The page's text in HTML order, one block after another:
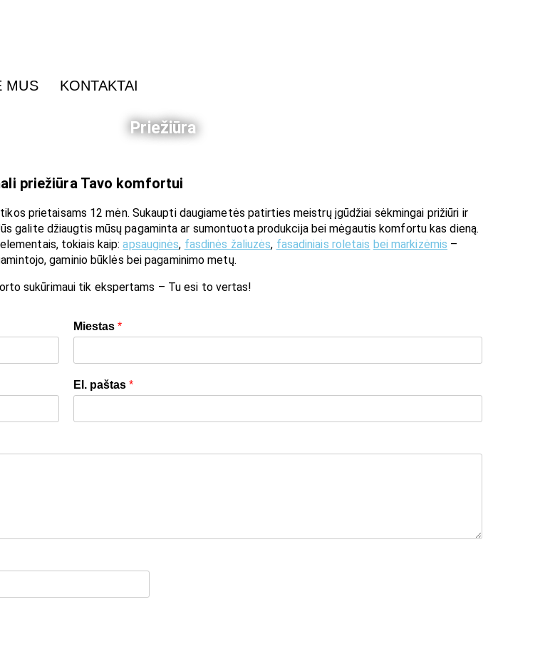
MUS KONTAKTAI
Priežiūra
priežiūra Tavo komfortui
prietaisams 12 mėn. Sukaupti daugiametės patirties meistrų įgūdžiai sėkmingai prižiūri ir
galite džiaugtis mūsų pagaminta ar sumontuota produkcija bei mėgautis komfortu kas dieną.
tokiais kaip:apsauginės, fasdinės žaliuzės, fasadiniais roletais bei markizėmis –
gaminio būklės bei pagaminimo metų.
sukūrimaui tik ekspertams – Tu esi to vertas!
Miestas *
El. paštas *